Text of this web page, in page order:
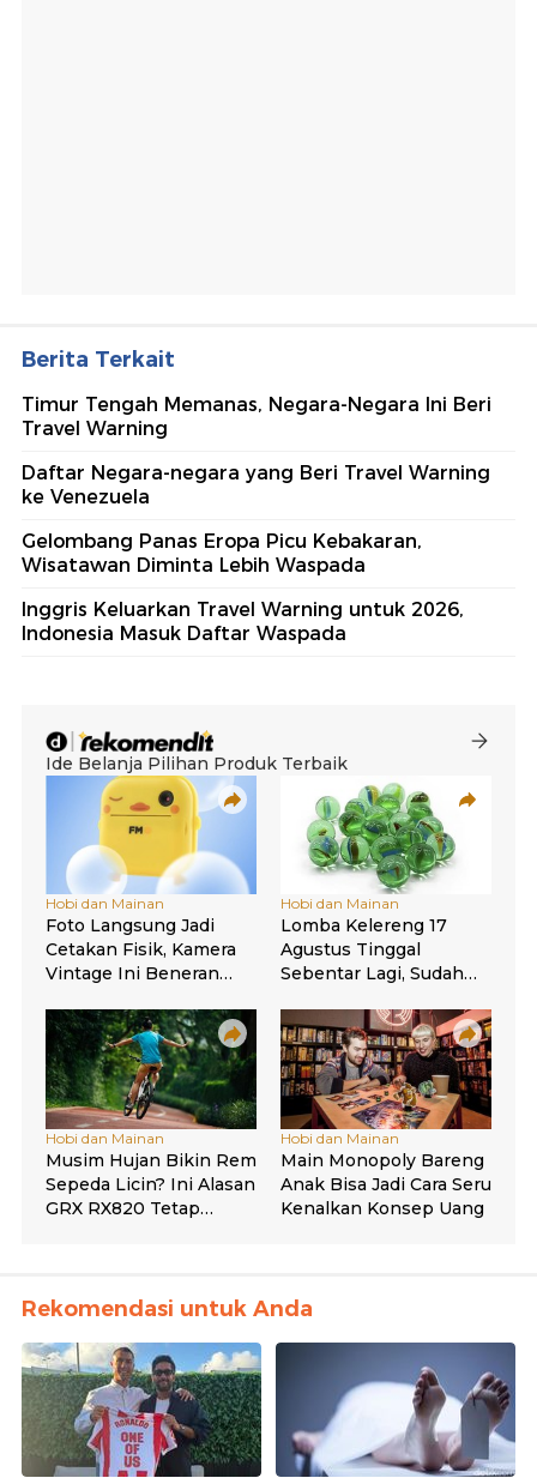
Berita Terkait
Timur Tengah Memanas, Negara-Negara Ini Beri
Travel Warning
Daftar Negara-negara yang Beri Travel Warning
ke Venezuela
Gelombang Panas Eropa Picu Kebakaran,
Wisatawan Diminta Lebih Waspada
Inggris Keluarkan Travel Warning untuk 2026,
Indonesia Masuk Daftar Waspada
Rekomendasi untuk Anda